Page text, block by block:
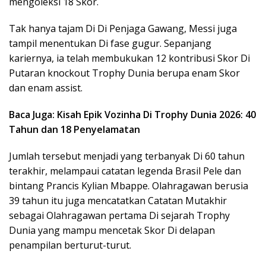
Tak hanya tajam Di Di Penjaga Gawang, Messi juga
tampil menentukan Di fase gugur. Sepanjang
kariernya, ia telah membukukan 12 kontribusi Skor Di
Putaran knockout Trophy Dunia berupa enam Skor
dan enam assist.
Baca Juga: Kisah Epik Vozinha Di Trophy Dunia 2026: 40
Tahun dan 18 Penyelamatan
Jumlah tersebut menjadi yang terbanyak Di 60 tahun
terakhir, melampaui catatan legenda Brasil Pele dan
bintang Prancis Kylian Mbappe. Olahragawan berusia
39 tahun itu juga mencatatkan Catatan Mutakhir
sebagai Olahragawan pertama Di sejarah Trophy
Dunia yang mampu mencetak Skor Di delapan
penampilan berturut-turut.